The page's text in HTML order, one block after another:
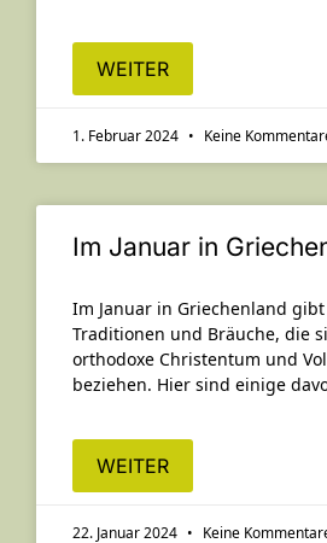
WEITER
1. Februar 2024 Keine
Im Januar in
Im Januar in Griechenland
Traditionen und Bräuche, die
orthodoxe Christentum und
beziehen. Hier sind einige
WEITER
22. Januar 2024 Keine